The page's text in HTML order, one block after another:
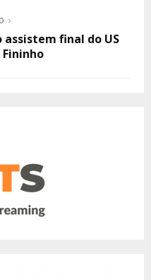
assistem final do US